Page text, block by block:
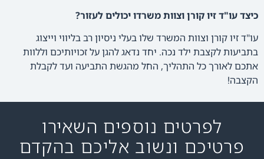
כיצד עו"ד זיו קורן וצוות משרדו יכולים לעזור?
עו"ד זיו קורן וצוות המשרד שלו בעלי ניסיון רב בליווי וייצוג
בתביעות לקצבת ילד נכה. יחד נדאג להגן על זכויותיכם וללוות
אתכם לאורך כל התהליך, החל מהגשת התביעה ועד לקבלת
הקצבה!
לפרטים נוספים השאירו
פרטיכם ונשוב אליכם בהקדם